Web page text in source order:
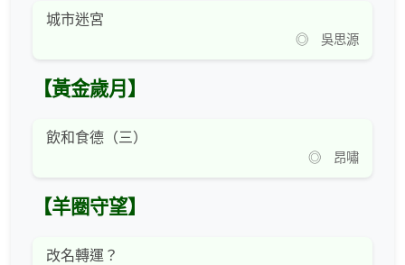
城市迷宮
◎ 吳思源
【黃金歲月】
飲和食德（三）
◎ 昂嘯
【羊圈守望】
改名轉運？